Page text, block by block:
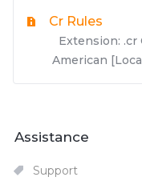
Cr Rules
Extension: .cr
American
Assistance
Support